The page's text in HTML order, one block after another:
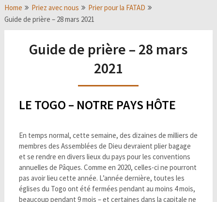
Home Priez avec nous
Prier pour la FATAD
Guide de prière – 28 mars 2021
Guide de prière – 28 mars
2021
LE TOGO – NOTRE PAYS HÔTE
En temps normal, cette semaine, des dizaines de milliers de
membres des Assemblées de Dieu devraient plier bagage
et se rendre en divers lieux du pays pour les conventions
annuelles de Pâques. Comme en 2020, celles-ci ne pourront
pas avoir lieu cette année. L’année dernière, toutes les
églises du Togo ont été fermées pendant au moins 4 mois,
beaucoup pendant 9 mois – et certaines dans la capitale ne